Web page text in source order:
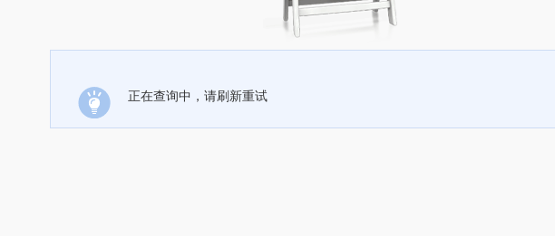
正在查询中，请刷新重试